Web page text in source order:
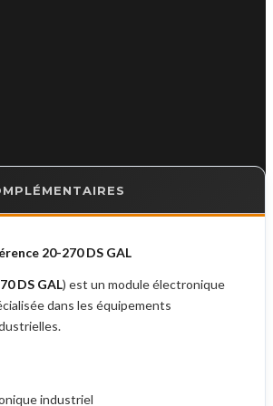
20-270 DS GAL
DS GAL) est un module électronique
dans les équipements
industriel